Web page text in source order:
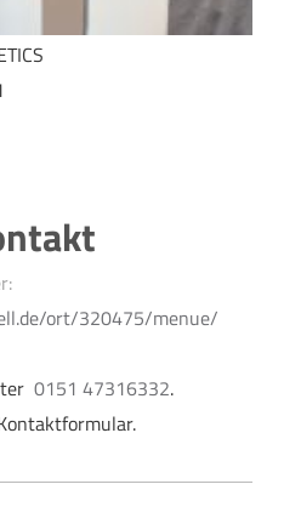
ort/320475/menue/
0151 47316332.